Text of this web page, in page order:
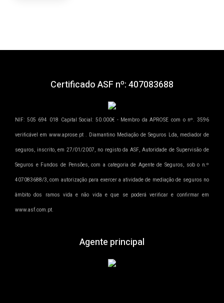
Certificado ASF nº: 407083688
NIF: 505 694 018 Capital Social: 50.000€ - Membro da APROSE com o nº. 3596
verificável em www.aprose.pt . Diamantino Mediação de Seguros Lda, mediador de
seguros, inscrito, em 27/01/2007, no registo da ASF, Autoridade de Supervisão de
Seguros e Fundos de Pensões, com a categoria de Agente de Seguros, sob o n.º
407083688/3, com autorização para exercer a atividade de mediação de seguros no
âmbito dos ramos vida e não vida e que se poderá verificar e confirmar em
www.asf.com.pt.
Agente principal